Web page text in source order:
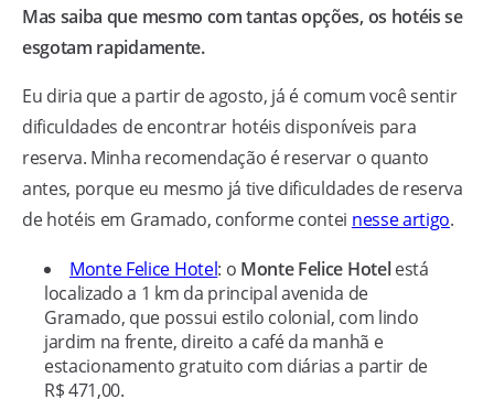
Mas saiba que mesmo com tantas opções, os hotéis se
esgotam rapidamente.
Eu diria que a partir de agosto, já é comum você sentir
dificuldades de encontrar hotéis disponíveis para
reserva. Minha recomendação é reservar o quanto
antes, porque eu mesmo já tive dificuldades de reserva
de hotéis em Gramado, conforme contei nesse artigo.
Monte Felice Hotel: o Monte Felice Hotelestá
localizado a 1 km da principal avenida de
Gramado, que possui estilo colonial, com lindo
jardim na frente, direito a café da manhã e
estacionamento gratuito com diárias a partir de
R$ 471,00.